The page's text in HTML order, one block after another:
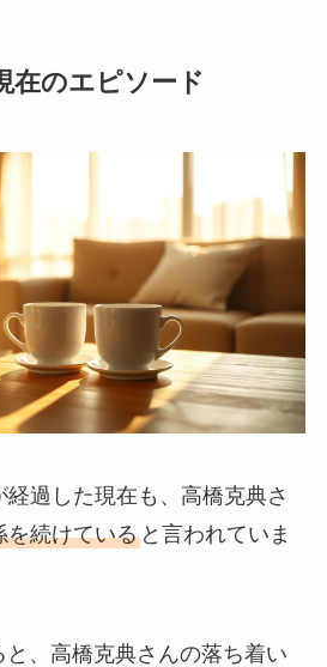
在のエピソード
過した現在も、高橋克典さ
を続けていると言われていま
、高橋克典さんの落ち着い